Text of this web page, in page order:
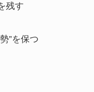
残す
”を保つ